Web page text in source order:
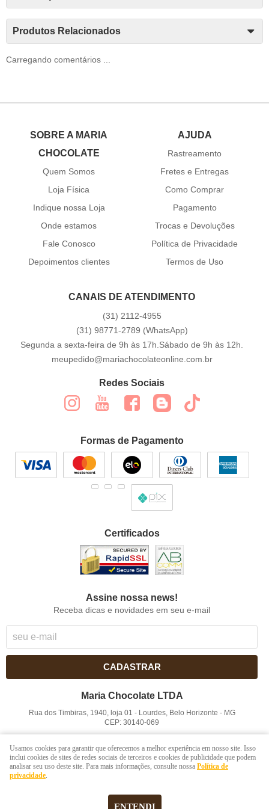
Produtos Relacionados
Carregando comentários ...
SOBRE A MARIA
CHOCOLATE
Quem Somos
Loja Física
Indique nossa Loja
Onde estamos
Fale Conosco
Depoimentos clientes
AJUDA
Rastreamento
Fretes e Entregas
Como Comprar
Pagamento
Trocas e Devoluções
Política de Privacidade
Termos de Uso
CANAIS DE ATENDIMENTO
(31) 2112-4955
(31) 98771-2789 (WhatsApp)
Segunda a sexta-feira de 9h às 17h.Sábado de 9h às 12h.
meupedido@mariachocolateonline.com.br
Redes Sociais
Formas de Pagamento
Certificados
Assine nossa news!
Receba dicas e novidades em seu e-mail
CADASTRAR
Maria Chocolate LTDA
Rua dos Timbiras, 1940, loja 01 - Lourdes, Belo Horizonte - MG
CEP: 30140-069
LOJA VIRTUAL CRIADA POR
Usamos cookies para garantir que oferecemos a melhor experiência em nosso site. Isso
inclui cookies de sites de redes sociais de terceiros e cookies de publicidade que podem
analisar seu uso deste site. Para mais informações, consulte nossa Política de
privacidade.
ENTENDI